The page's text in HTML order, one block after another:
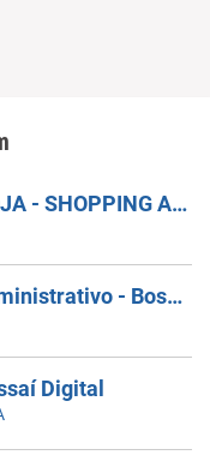
SUPERVISOR DE LOJA - SHOPPING ARICANDUVA
Chefe De Seção Administrativo - Bosque Da Saúde (571106)
Digital